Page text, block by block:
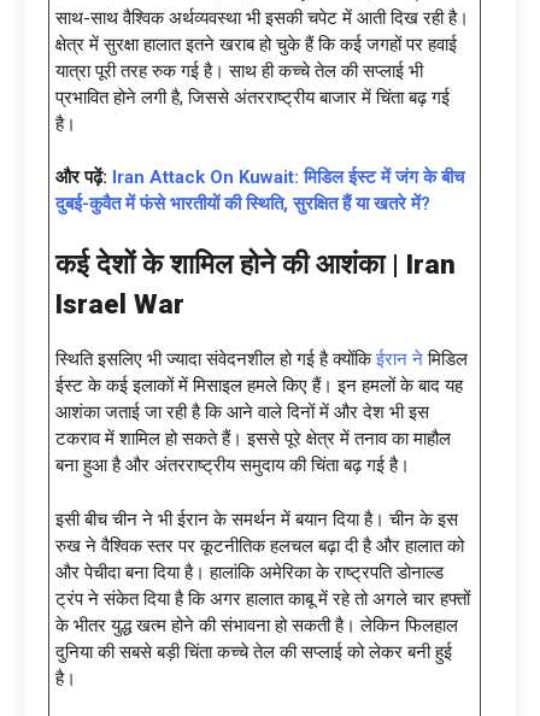
साथ-साथ वैश्विक अर्थव्यवस्था भी इसकी चपेट में आती दिख रही है।
क्षेत्र में सुरक्षा हालात इतने खराब हो चुके हैं कि कई जगहों पर हवाई
यात्रा पूरी तरह रुक गई है। साथ ही कच्चे तेल की सप्लाई भी
प्रभावित होने लगी है, जिससे अंतरराष्ट्रीय बाजार में चिंता बढ़ गई
है।
और पढ़ें: Iran Attack On Kuwait: मिडिल ईस्ट में जंग के बीच
दुबई-कुवैत में फंसे भारतीयों की स्थिति, सुरक्षित हैं या खतरे में?
कई देशों के शामिल होने की आशंका | Iran
Israel War
स्थिति इसलिए भी ज्यादा संवेदनशील हो गई है क्योंकिईरान नेमिडिल
ईस्ट के कई इलाकों में मिसाइल हमले किए हैं। इन हमलों के बाद यह
आशंका जताई जा रही है कि आने वाले दिनों में और देश भी इस
टकराव में शामिल हो सकते हैं। इससे पूरे क्षेत्र में तनाव का माहौल
बना हुआ है और अंतरराष्ट्रीय समुदाय की चिंता बढ़ गई है।
इसी बीच चीन ने भी ईरान के समर्थन में बयान दिया है। चीन के इस
रुख ने वैश्विक स्तर पर कूटनीतिक हलचल बढ़ा दी है और हालात को
और पेचीदा बना दिया है। हालांकि अमेरिका के राष्ट्रपति डोनाल्ड
ट्रंप ने संकेत दिया है कि अगर हालात काबू में रहे तो अगले चार हफ्तों
के भीतर युद्ध खत्म होने की संभावना हो सकती है। लेकिन फिलहाल
दुनिया की सबसे बड़ी चिंता कच्चे तेल की सप्लाई को लेकर बनी हुई
है।